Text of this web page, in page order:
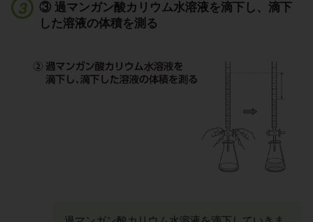
③ 過マンガン酸カリウム水溶液を滴下し、滴下
した溶液の体積を測る